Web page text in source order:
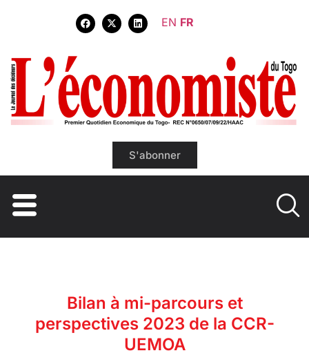
EN FR
S'abonner
Bilan à mi-parcours et
perspectives 2023 de la CCR-
UEMOA